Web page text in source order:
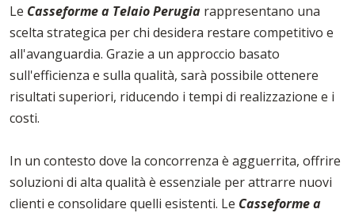
Le Casseforme a Telaio Perugia rappresentano una
scelta strategica per chi desidera restare competitivo e
all'avanguardia. Grazie a un approccio basato
sull'efficienza e sulla qualità, sarà possibile ottenere
risultati superiori, riducendo i tempi di realizzazione e i
costi.
In un contesto dove la concorrenza è agguerrita, offrire
soluzioni di alta qualità è essenziale per attrarre nuovi
clienti e consolidare quelli esistenti. Le Casseforme a